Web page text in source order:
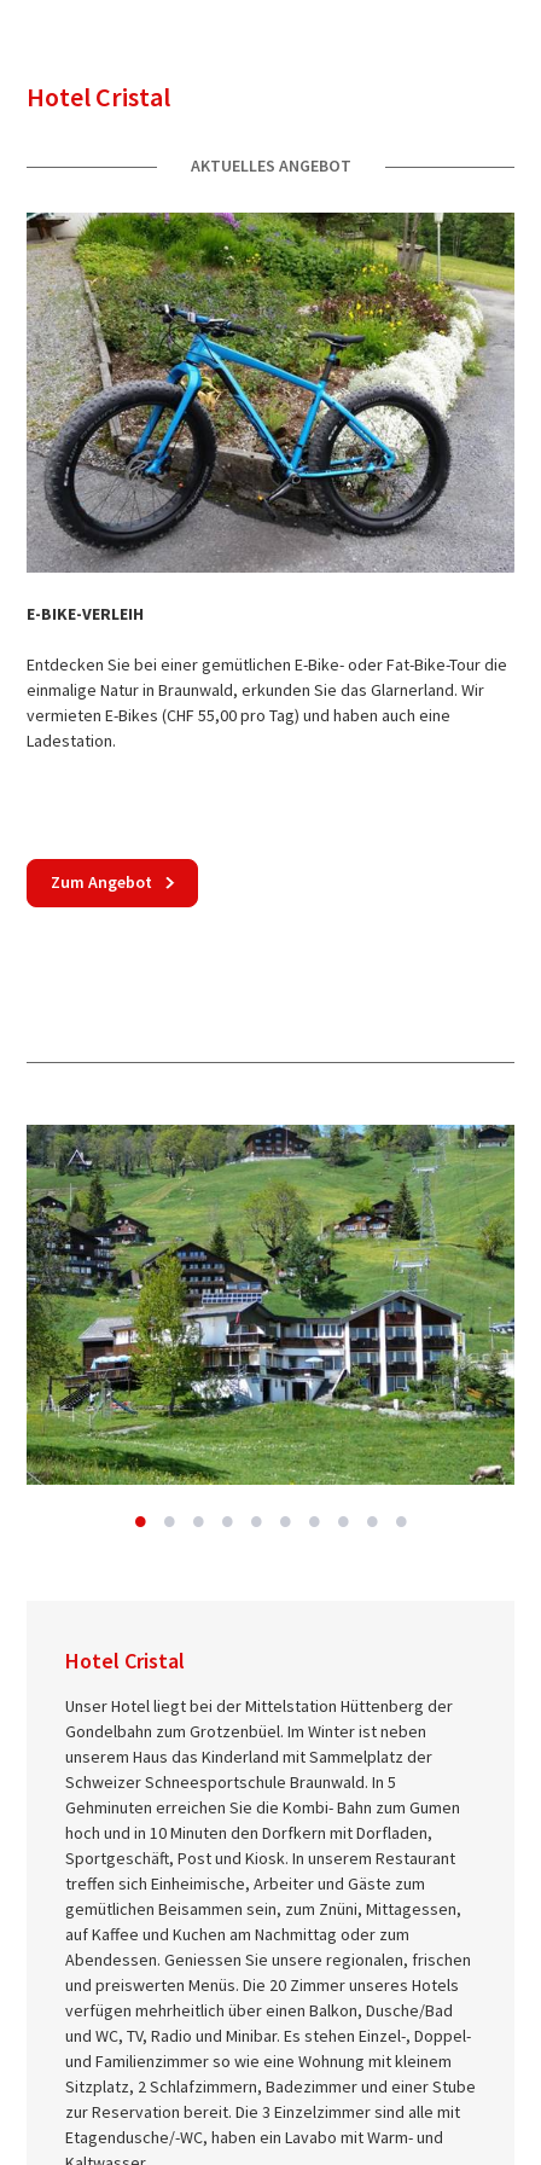
Hotel Cristal
AKTUELLES ANGEBOT
E-BIKE-VERLEIH
Entdecken Sie bei einer gemütlichen E-Bike- oder Fat-Bike-Tour die
einmalige Natur in Braunwald, erkunden Sie das Glarnerland. Wir
vermieten E-Bikes (CHF 55,00 pro Tag) und haben auch eine
Ladestation.
Zum Angebot
Hotel Cristal
Unser Hotel liegt bei der Mittelstation Hüttenberg der
Gondelbahn zum Grotzenbüel. Im Winter ist neben
unserem Haus das Kinderland mit Sammelplatz der
Schweizer Schneesportschule Braunwald. In 5
Gehminuten erreichen Sie die Kombi- Bahn zum Gumen
hoch und in 10 Minuten den Dorfkern mit Dorfladen,
Sportgeschäft, Post und Kiosk. In unserem Restaurant
treffen sich Einheimische, Arbeiter und Gäste zum
gemütlichen Beisammen sein, zum Znüni, Mittagessen,
auf Kaffee und Kuchen am Nachmittag oder zum
Abendessen. Geniessen Sie unsere regionalen, frischen
und preiswerten Menüs. Die 20 Zimmer unseres Hotels
verfügen mehrheitlich über einen Balkon, Dusche/Bad
und WC, TV, Radio und Minibar. Es stehen Einzel-, Doppel-
und Familienzimmer so wie eine Wohnung mit kleinem
Sitzplatz, 2 Schlafzimmern, Badezimmer und einer Stube
zur Reservation bereit. Die 3 Einzelzimmer sind alle mit
Etagendusche/-WC, haben ein Lavabo mit Warm- und